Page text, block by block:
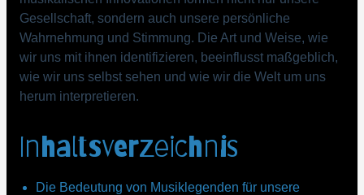
Gesellschaft, sondern auch unsere persönliche
Wahrnehmung und Stimmung. Die Art und Weise, wie
wir uns mit ihnen identifizieren, beeinflusst maßgeblich,
wie wir uns selbst sehen und wie wir die Welt um uns
herum interpretieren.
Inhaltsverzeichnis
Die Bedeutung von Musiklegenden für unsere